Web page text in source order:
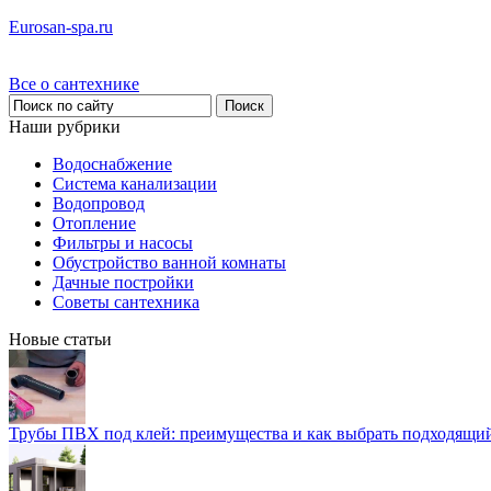
Eurosan-spa.ru
Все о сантехнике
Наши рубрики
Водоснабжение
Система канализации
Водопровод
Отопление
Фильтры и насосы
Обустройство ванной комнаты
Дачные постройки
Советы сантехника
Новые статьи
Трубы ПВХ под клей: преимущества и как выбрать